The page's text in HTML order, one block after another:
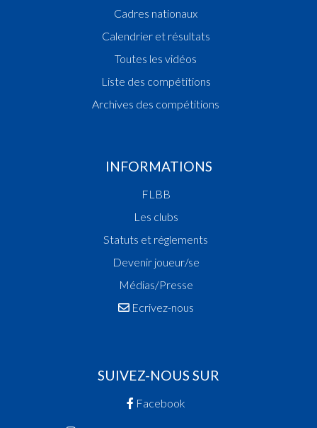
Cadres nationaux
Calendrier et résultats
Toutes les vidéos
Liste des compétitions
Archives des compétitions
INFORMATIONS
FLBB
Les clubs
Statuts et réglements
Devenir joueur/se
Médias/Presse
Ecrivez-nous
SUIVEZ-NOUS SUR
Facebook